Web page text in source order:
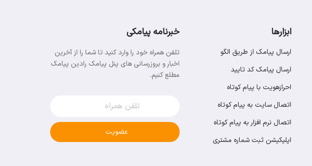
ابزارها
ارسال پیامک از طریق الگو
ارسال پیامک کد تایید
احرازهویت با پیام کوتاه
اتصال سایت به پیام کوتاه
اتصال نرم افزار به پیام کوتاه
اپلیکیشن ثبت شماره مشتری
خبرنامه پیامکی
تلفن همراه خود را وارد کنید تا شما را از آخرین
اخبار و بروزرسانی های پنل پیامک رادین پیامک
مطلع کنیم.
عضویت